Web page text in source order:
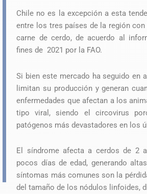
Chile no es la excepción a esta
entre los tres países de la región
carne de cerdo, de acuerdo al
fines de 2021 por la FAO.
Si bien este mercado ha seguido en
limitan su producción y generan
enfermedades que afectan a los
tipo viral, siendo el circovirus
patógenos más devastadores en los
El síndrome afecta a cerdos de 2
pocos días de edad, generando
síntomas más comunes son la
del tamaño de los nódulos linfoides,